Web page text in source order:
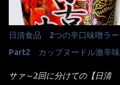
だなぁ～ 因みにガパオ＝ホ
キンが多く豚や牛もあります
く、粗挽きの肉になるんです
焼きが本来です。 今回はほ
オタイなのと比べれば薄め？
て居ない物質を赤色） ☆緑
造)、そば粉、植物油脂、植
かやく(小えびてんぷら、 か
ょうゆ、魚介エキス、たん白
脂)／加工でん粉、調味料(ア
日清食品 2つの辛口味噌ラー
Part2 カップヌードル激辛
サァ～2回に分けての【日